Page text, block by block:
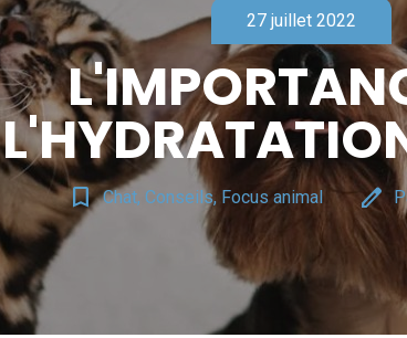
27 juillet 2022
bookmark_border Chat, Conseils, Focus animal edit